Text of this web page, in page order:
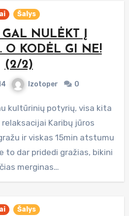
Šalys
GAL NULĖKT Į
O KODĖL GI NE!
(2/2)
Izotoper 0
Karibų jūros
ir viskas 15min atstumu
to dar pridedi gražias, bikini
merginas…
Šalys